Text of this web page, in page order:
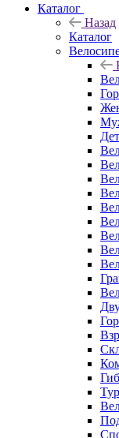
Каталог
Назад
Каталог